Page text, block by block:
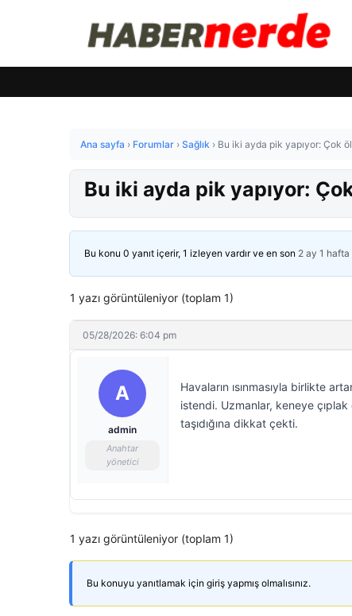
Ana sayfa › Forumlar › Sağlık › Bu iki ayda pik yapıyor: Çok
Bu iki ayda pik yapıyor:
Bu konu 0 yanıt içerir, 1 izleyen vardır ve en son 2 ay 1
1 yazı görüntüleniyor (toplam 1)
05/28/2026: 6:04 pm
A
admin
Anahtar
yönetici
Havaların ısınmasıyla birlikte
istendi. Uzmanlar, keneye
taşıdığına dikkat çekti.
1 yazı görüntüleniyor (toplam 1)
Bu konuyu yanıtlamak için giriş yapmış olmalısınız.